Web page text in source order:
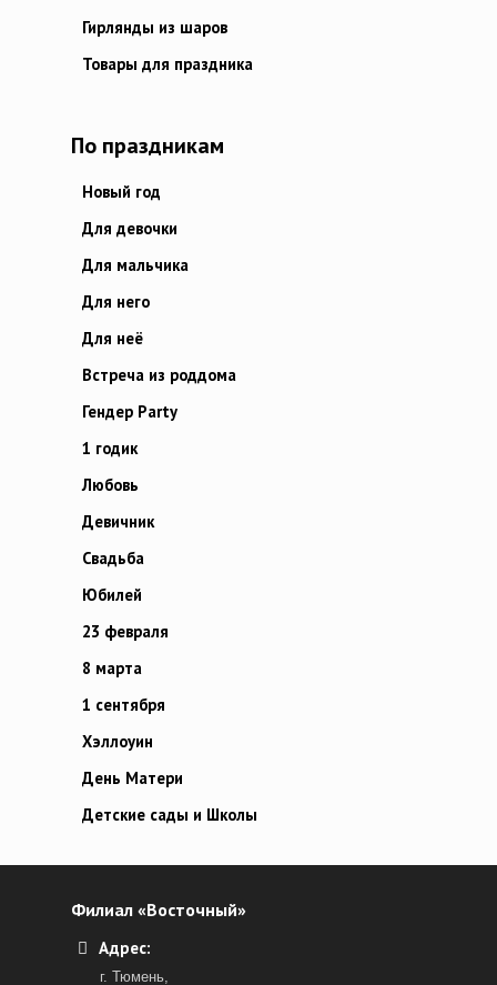
Гирлянды из шаров
Товары для праздника
По праздникам
Новый год
Для девочки
Для мальчика
Для него
Для неё
Встреча из роддома
Гендер Party
1 годик
Любовь
Девичник
Свадьба
Юбилей
23 февраля
8 марта
1 сентября
Хэллоуин
День Матери
Детские сады и Школы
Филиал «Восточный»
Адрес:
г. Тюмень,